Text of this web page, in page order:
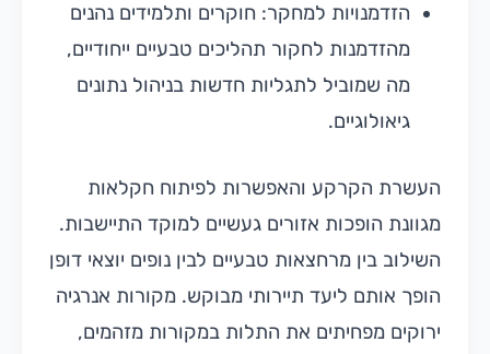
הזדמנויות למחקר: חוקרים ותלמידים נהנים
מהזדמנות לחקור תהליכים טבעיים ייחודיים,
מה שמוביל לתגליות חדשות בניהול נתונים
גיאולוגיים.
העשרת הקרקע והאפשרות לפיתוח חקלאות
מגוונת הופכות אזורים געשיים למוקד התיישבות.
השילוב בין מרחצאות טבעיים לבין נופים יוצאי דופן
הופך אותם ליעד תיירותי מבוקש. מקורות אנרגיה
ירוקים מפחיתים את התלות במקורות מזהמים,